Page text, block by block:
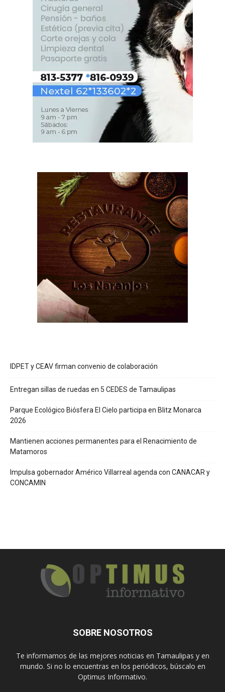
IDPET y CEAV firman convenio de colaboración
Entregan sillas de ruedas en 5 CEDES de Tamaulipas
Parque Ecológico Biósfera El Cielo participa en Blitz Monarca
2026
Mantienen acciones permanentes para el Renacimiento de
Matamoros
Impulsa gobernador Américo Villarreal agenda con CANACAR y
CONCAMIN
SOBRE NOSOTROS
Te informamos de las mejores noticias en Tamaulipas y en
mundo. Si no lo encuentras en los periódicos, búscalo en
Optimus Informativo.